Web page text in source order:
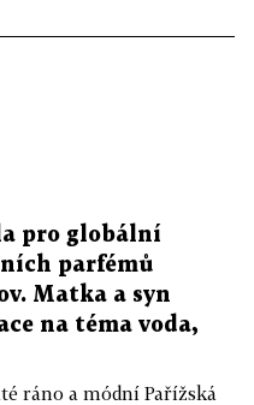
pro globální
parfémů
Matka a syn
na téma voda,
ráno a módní Pařížská